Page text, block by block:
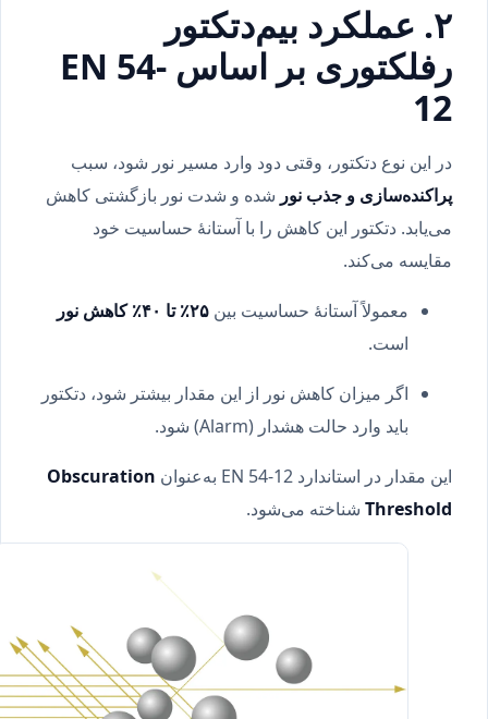
۲. عملکرد بیم‌دتکتور
رفلکتوری بر اساس EN 54-
12
در این نوع دتکتور، وقتی دود وارد مسیر نور شود، سبب
پراکنده‌سازی و جذب نورشده و شدت نور بازگشتی کاهش
می‌یابد. دتکتور این کاهش را با آستانهٔ حساسیت خود
مقایسه می‌کند.
معمولاً آستانهٔ حساسیت بین۲۵٪ تا ۴۰٪ کاهش نور
است.
اگر میزان کاهش نور از این مقدار بیشتر شود، دتکتور
باید وارد حالت هشدار (Alarm) شود.
این مقدار در استاندارد EN 54-12 به‌عنوان
Obscuration
Thresholdشناخته می‌شود.